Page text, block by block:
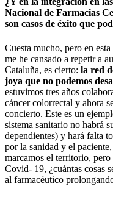
Nacional de Farmacias
son casos de éxito que
Cuesta mucho, pero en
me he cansado a repetir a
Cataluña, es cierto: la red
joya que no podemos
estuvimos tres años
cáncer colorrectal y ahora
concierto. Este es un
sistema sanitario no habrá
dependientes) y hará falta
por la sanidad y el
marcamos el territorio,
Covid- 19, ¿cuántas cosas
al farmacéutico